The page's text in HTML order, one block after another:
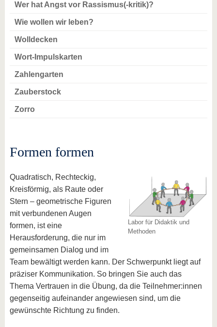
Wer hat Angst vor Rassismus(-kritik)?
Wie wollen wir leben?
Wolldecken
Wort-Impulskarten
Zahlengarten
Zauberstock
Zorro
Formen formen
Labor für Didaktik und
Methoden
Quadratisch, Rechteckig,
Kreisförmig, als Raute oder
Stern – geometrische Figuren
mit verbundenen Augen
formen, ist eine
Herausforderung, die nur im
gemeinsamen Dialog und im
Team bewältigt werden kann. Der Schwerpunkt liegt auf
präziser Kommunikation. So bringen Sie auch das
Thema Vertrauen in die Übung, da die Teilnehmer:innen
gegenseitig aufeinander angewiesen sind, um die
gewünschte Richtung zu finden.